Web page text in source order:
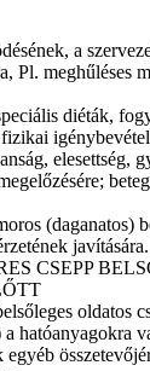
a
Pl. meghűléses
diéták,
igénybevétel
elesettség,
(daganatos)
javítására.
CSEPP
oldatos
hatóanyagokra
egyéb